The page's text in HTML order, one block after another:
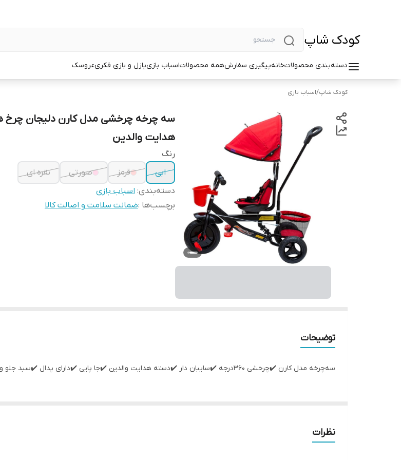
کودک شاپ
دسته‌بندی محصولاتخانهپیگیری سفارشهمه محصولاتاسباب بازیپازل و بازی فکریعروسک
کودک شاپ/اسباب بازی
هدایت والدین
رنگ
ابی
قرمز صورتی
نقره ای
دسته‌بندی: اسباب بازی
برچسب‌ها :ضمانت سلامت و اصالت کالا
توضیحات
سه‌چرخه مدل کارن ✔️چرخشی ۳۶۰‌درجه ✔️سایبان دار ✔️دسته هدایت والدین ✔️جا پایی ✔️دارای پدال ✔️سبد جلو و عقب ✔️چرخ هایAVA ✅مناسب ۲ تا ۷ سال ✅
نظرات